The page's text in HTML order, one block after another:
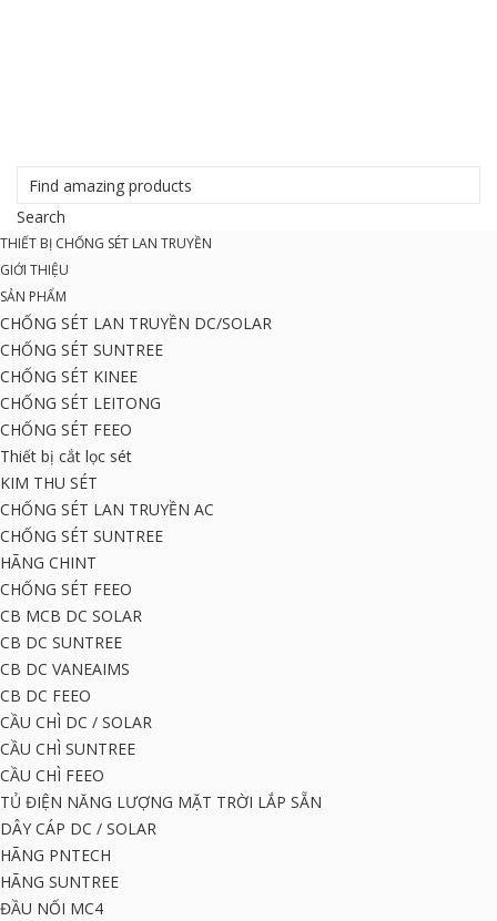
THIẾT BỊ CHỐNG SÉT LAN TRUYỀN
GIỚI THIỆU
SẢN PHẨM
CHỐNG SÉT LAN TRUYỀN DC/SOLAR
CHỐNG SÉT SUNTREE
CHỐNG SÉT KINEE
CHỐNG SÉT LEITONG
CHỐNG SÉT FEEO
Thiết bị cắt lọc sét
KIM THU SÉT
CHỐNG SÉT LAN TRUYỀN AC
CHỐNG SÉT SUNTREE
HÃNG CHINT
CHỐNG SÉT FEEO
CB MCB DC SOLAR
CB DC SUNTREE
CB DC VANEAIMS
CB DC FEEO
CẦU CHÌ DC / SOLAR
CẦU CHÌ SUNTREE
CẦU CHÌ FEEO
TỦ ĐIỆN NĂNG LƯỢNG MẶT TRỜI LẮP SẴN
DÂY CÁP DC / SOLAR
HÃNG PNTECH
HÃNG SUNTREE
ĐẦU NỐI MC4